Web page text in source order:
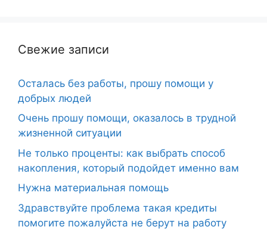
Свежие записи
Осталась без работы, прошу помощи у
добрых людей
Очень прошу помощи, оказалось в трудной
жизненной ситуации
Не только проценты: как выбрать способ
накопления, который подойдет именно вам
Нужна материальная помощь
Здравствуйте проблема такая кредиты
помогите пожалуйста не берут на работу